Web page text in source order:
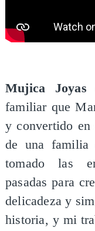
Mujica Joyas
familiar que
y convertido en
de una familia
tomado las
pasadas para
delicadeza y
historia, y mi